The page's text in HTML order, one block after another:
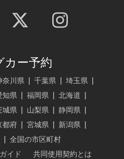
カー予約
奈川県 千葉県 埼玉県
知県 福岡県 北海道
城県 山梨県 静岡県
都府 宮城県 新潟県
全国の市区町村
イド
共同使用契約とは